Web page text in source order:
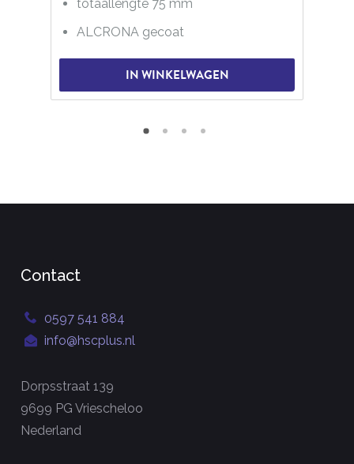
totaallengte 75 mm
ALCRONA gecoat
IN WINKELWAGEN
Contact
0597 541 884
info@hscplus.nl
Dorpsstraat 139
9699 PG Vriescheloo
Nederland